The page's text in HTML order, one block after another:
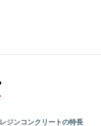
レジンコンクリートの特長